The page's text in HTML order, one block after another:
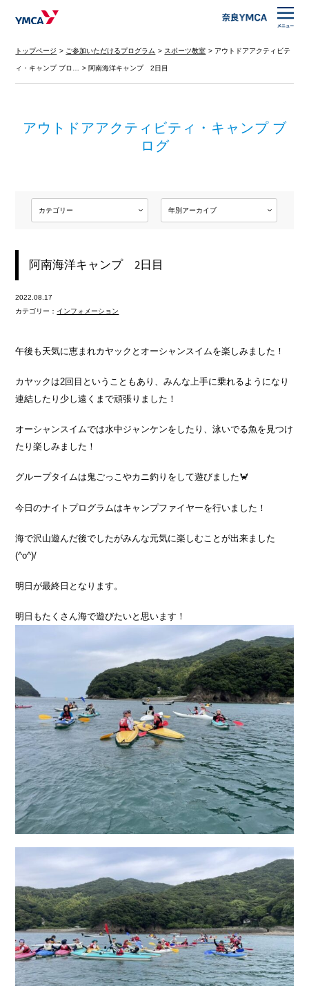
トップページ ご参加いただけるプログラム スポーツ教室 アウトドアアクティビテ
ィ・キャンプ ブロ… 阿南海洋キャンプ 2日目
アウトドアアクティビティ・キャンプ ブ
ログ
阿南海洋キャンプ 2日目
2022.08.17
カテゴリー： インフォメーション
午後も天気に恵まれカヤックとオーシャンスイムを楽しみました！
カヤックは2回目ということもあり、みんな上手に乗れるようになり
連結したり少し遠くまで頑張りました！
オーシャンスイムでは水中ジャンケンをしたり、泳いでる魚を見つけ
たり楽しみました！
グループタイムは鬼ごっこやカニ釣りをして遊びました🦀
今日のナイトプログラムはキャンプファイヤーを行いました！
海で沢山遊んだ後でしたがみんな元気に楽しむことが出来ました
(^o^)/
明日が最終日となります。
明日もたくさん海で遊びたいと思います！